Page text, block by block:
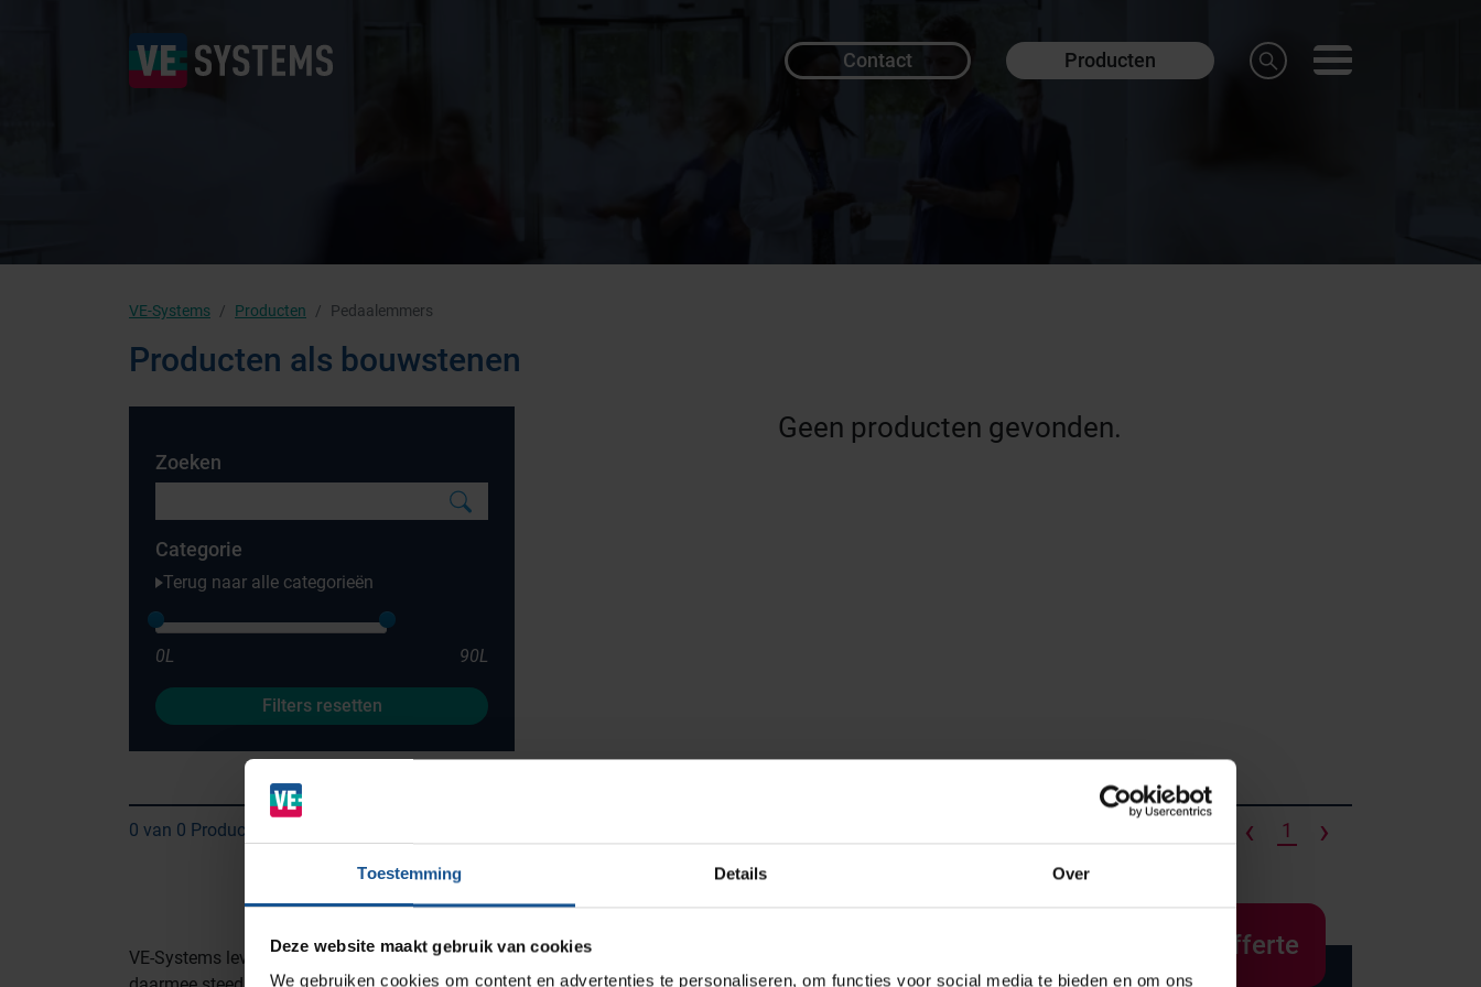
Toestemming Details Over
Deze website maakt gebruik van cookies
We gebruiken cookies om content en advertenties te personaliseren, om functies voor social media te bieden en om ons
Contact Producten
VE-Systems Producten Pedaalemmers
Producten als bouwstenen
Zoeken
Categorie
Terug naar alle categorieën
0L 90L
Filters resetten
Geen producten gevonden.
0 van 0 Producten ‹ 1 ›
VE-Systems levert logistieke middelen als bouwstenen van totaaloplossingen, producten maken
Offerte
Branches
Ziekenhuizen en klinieken
Zorginstellingen
Laboratoria
Afvalinzamelaars
Medische afvalverpakkingen
Opslagmogelijkheden
Medische (verzorgings)wagens
Medicijn- en verbandkasten
Hammerlit
Metro
Zarges
BINBIN